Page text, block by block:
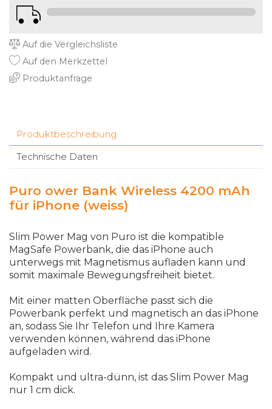
Auf die Vergleichsliste
Auf den Merkzettel
Produktanfrage
Produktbeschreibung
Technische Daten
Puro ower Bank Wireless 4200 mAh
für iPhone (weiss)
Slim Power Mag von Puro ist die kompatible
MagSafe Powerbank, die das iPhone auch
unterwegs mit Magnetismus aufladen kann und
somit maximale Bewegungsfreiheit bietet.
Mit einer matten Oberfläche passt sich die
Powerbank perfekt und magnetisch an das iPhone
an, sodass Sie Ihr Telefon und Ihre Kamera
verwenden können, während das iPhone
aufgeladen wird.
Kompakt und ultra-dünn, ist das Slim Power Mag
nur 1 cm dick.